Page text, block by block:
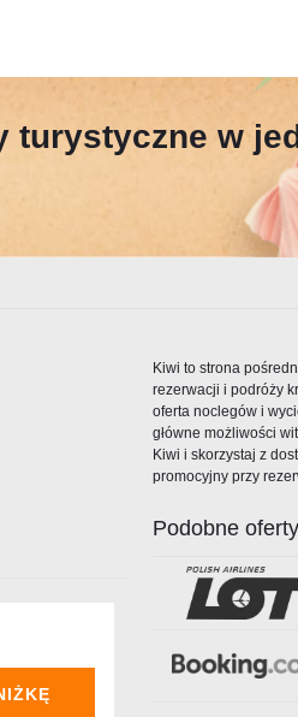
turystyczne w
Kiwi to strona
rezerwacji i podróży
oferta noclegów i
główne możliwości
Kiwi i skorzystaj z
promocyjny przy
Podobne oferty